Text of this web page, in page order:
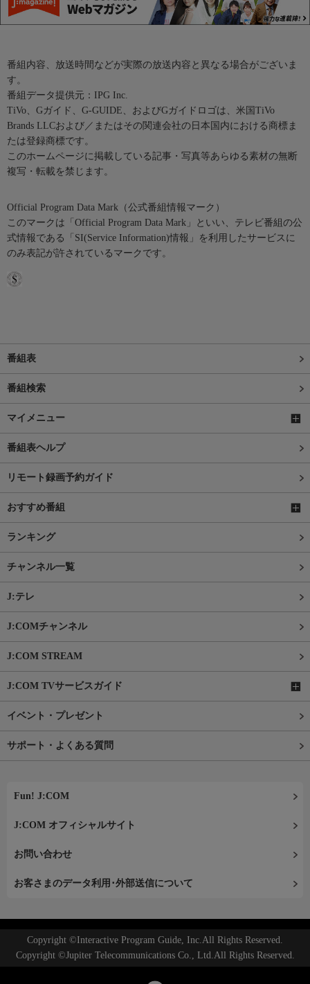
番組内容、放送時間などが実際の放送内容と異なる場合がございま
す。
番組データ提供元：IPG Inc.
TiVo、Gガイド、G-GUIDE、およびGガイドロゴは、米国TiVo
Brands LLCおよび／またはその関連会社の日本国内における商標ま
たは登録商標です。
このホームページに掲載している記事・写真等あらゆる素材の無断
複写・転載を禁じます。
Official Program Data Mark（公式番組情報マーク）
このマークは「Official Program Data Mark」といい、テレビ番組の公
式情報である「SI(Service Information)情報」を利用したサービスに
のみ表記が許されているマークです。
番組表
番組検索
マイメニュー
番組表ヘルプ
リモート録画予約ガイド
おすすめ番組
ランキング
チャンネル一覧
J:テレ
J:COMチャンネル
J:COM STREAM
J:COM TVサービスガイド
イベント・プレゼント
サポート・よくある質問
Fun! J:COM
J:COM オフィシャルサイト
お問い合わせ
お客さまのデータ利用･外部送信について
Copyright ©Interactive Program Guide, Inc.All Rights Reserved.
Copyright ©Jupiter Telecommunications Co., Ltd.All Rights Reserved.